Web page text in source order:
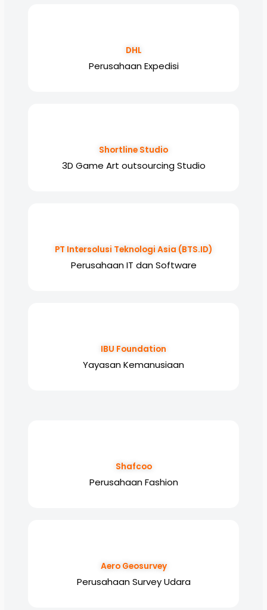
DHL
Perusahaan Expedisi
Shortline Studio
3D Game Art outsourcing Studio
PT Intersolusi Teknologi Asia (BTS.ID)
Perusahaan IT dan Software
IBU Foundation
Yayasan Kemanusiaan
Shafcoo
Perusahaan Fashion
Aero Geosurvey
Perusahaan Survey Udara